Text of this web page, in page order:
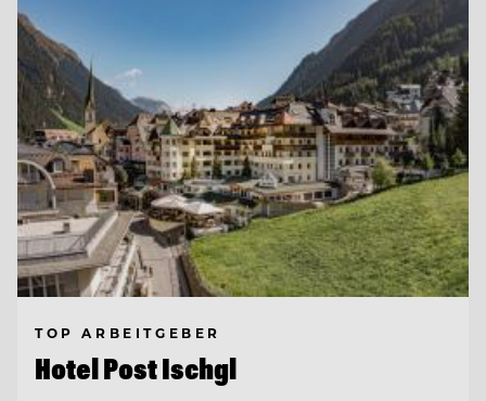
TOP ARBEITGEBER
Hotel Post Ischgl